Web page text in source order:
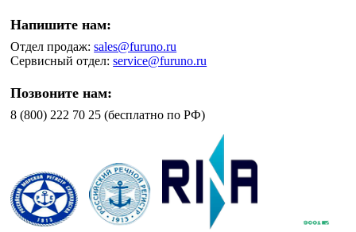
Напишите нам:
Отдел продаж:sales@furuno.ru
Сервисный отдел:service@furuno.ru
Позвоните нам:
8 (800) 222 70 25 (бесплатно по РФ)